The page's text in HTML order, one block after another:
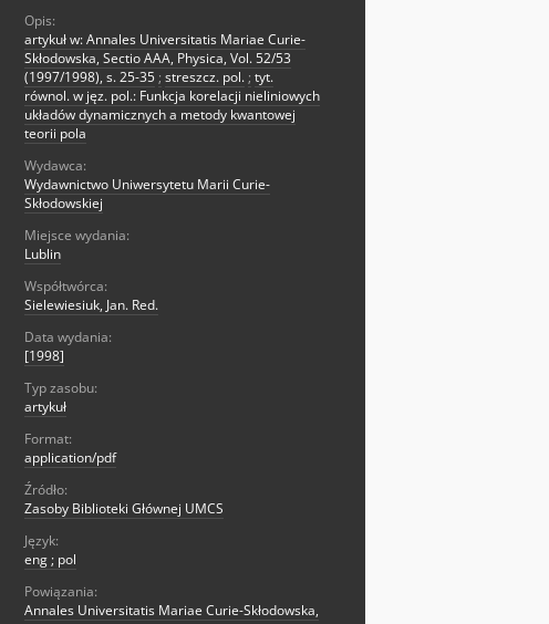
Opis:
artykuł w: Annales Universitatis Mariae Curie-
Skłodowska, Sectio AAA, Physica, Vol. 52/53
(1997/1998), s. 25-35 ; streszcz. pol. ; tyt.
równol. w jęz. pol.: Funkcja korelacji nieliniowych
układów dynamicznych a metody kwantowej
teorii pola
Wydawca:
Wydawnictwo Uniwersytetu Marii Curie-
Skłodowskiej
Miejsce wydania:
Lublin
Współtwórca:
Sielewiesiuk, Jan. Red.
Data wydania:
[1998]
Typ zasobu:
artykuł
Format:
application/pdf
Źródło:
Zasoby Biblioteki Głównej UMCS
Język:
eng ; pol
Powiązania:
Annales Universitatis Mariae Curie-Skłodowska,